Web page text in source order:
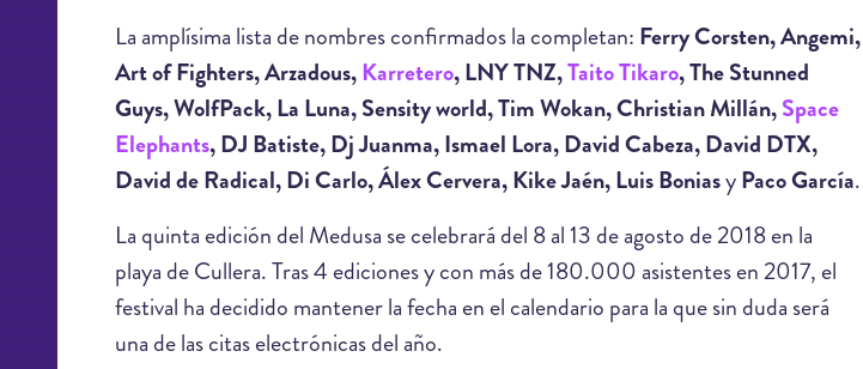
La amplísima lista de nombres confirmados la completan: Ferry Corsten, Angemi,
Art of Fighters, Arzadous,Karretero, LNY TNZ,Taito Tikaro, The Stunned
Guys, WolfPack, La Luna, Sensity world, Tim Wokan, Christian Millán,Space
Elephants, DJ Batiste, Dj Juanma, Ismael Lora, David Cabeza, David DTX,
David de Radical, Di Carlo, Álex Cervera, Kike Jaén, Luis BoniasyPaco García.
La quinta edición del Medusa se celebrará del 8 al 13 de agosto de 2018 en la
playa de Cullera. Tras 4 ediciones y con más de 180.000 asistentes en 2017, el
festival ha decidido mantener la fecha en el calendario para la que sin duda será
una de las citas electrónicas del año.